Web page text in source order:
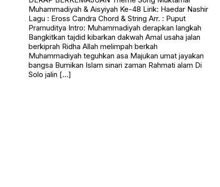
Muhammadiyah & Aisyiyah Ke-48 Lirik: Haedar Nashir
Lagu : Eross Candra Chord & String Arr. : Puput
Pramuditya Intro: Muhammadiyah derapkan langkah
Bangkitkan tajdid kibarkan dakwah Amal usaha jalan
berkiprah Ridha Allah melimpah berkah
Muhammadiyah teguhkan asa Majukan umat jayakan
bangsa Bumikan Islam sinari zaman Rahmati alam Di
Solo jalin […]